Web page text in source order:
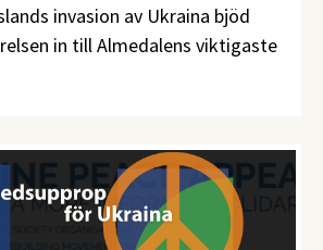
invasion av Ukraina bjöd
in till Almedalens viktigaste